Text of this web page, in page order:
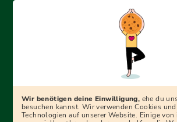
Erfolgreich bewerben mit
begleiten dich Schritt für Schritt bei
Ratgebern und Prüfungspaketen,
Wir benötigen deine Einwilligung, ehe du
besuchen kannst. Wir verwenden Cookies
Technologien auf unserer Website. Einige von